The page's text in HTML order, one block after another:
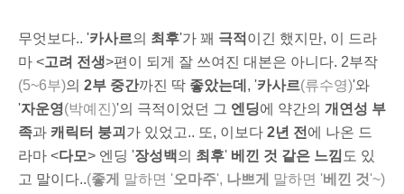
무엇보다.. '카사르의 최후'가 꽤 극적 이긴 했지만, 이 드라
마 <고려 전생>편이 되게 잘 쓰여진 대본은 아니다. 2부작
(5~6부)의 2부 중간까진 딱 좋았는데 , '카사르(류수영)'와
'자운영(박예진)'의 극적이었던 그 엔딩에 약간의 개연성 부
족과 캐릭터 붕괴 가 있었고.. 또, 이보다 2년 전 에 나온 드
라마 <다모> 엔딩 '장성백의 최후' 베낀 것 같은 느낌 도 있
고 말이다..(좋게 말하면 '오마주', 나쁘게 말하면 '베낀 것'~)